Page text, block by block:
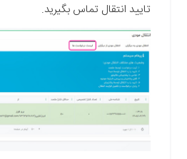
تایید انتقال تماس بگیرید.